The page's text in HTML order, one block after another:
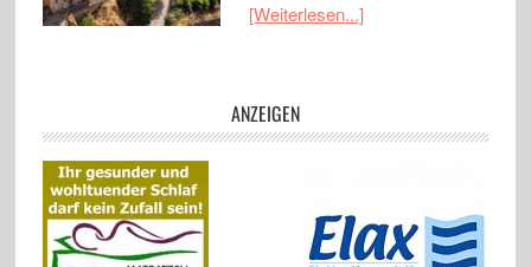
[Weiterlesen...]
ANZEIGEN